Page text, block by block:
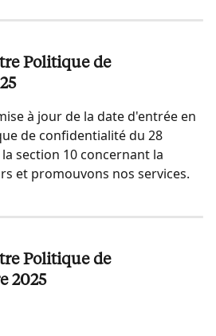
Politique de
à jour de la date d'entrée en
de confidentialité du 28
section 10 concernant la
et promouvons nos services.
Politique de
2025